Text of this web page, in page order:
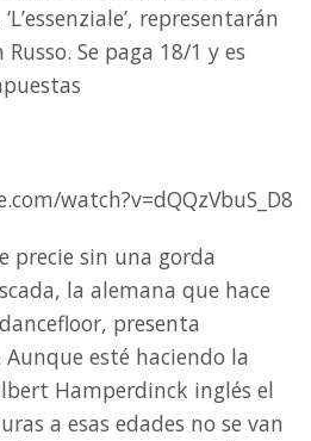
representarán
Se paga 18/1 y es
watch?v=dQQzVbuS_D8
precie sin una gorda
la alemana que hace
presenta
Aunque esté haciendo la
Hamperdinck inglés el
a esas edades no se van